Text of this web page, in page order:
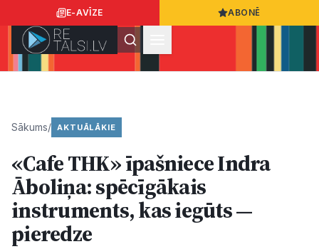
E-AVĪZE ABONĒ
Ziņas
Sabiedrība
Sākums/ AKTUĀLĀKIE
«Cafe THK» īpašniece Indra
Āboliņa: spēcīgākais
instruments, kas iegūts —
pieredze